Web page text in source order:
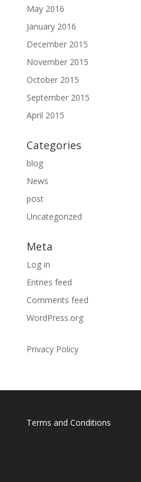
May 2016
January 2016
December 2015
November 2015
October 2015
September 2015
April 2015
Categories
blog
News
post
Uncategorized
Meta
Log in
Entries feed
Comments feed
WordPress.org
Privacy Policy
Terms and Conditions